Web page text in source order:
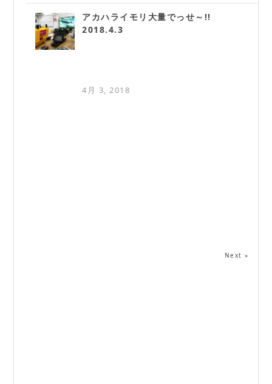
アカハライモリ大量でっせ～!!
2018.4.3
4月 3, 2018
Next »